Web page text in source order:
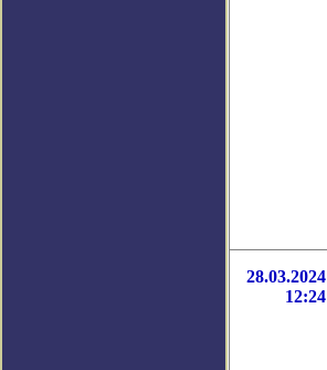
28.03.2024
12:24